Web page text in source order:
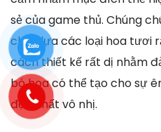
sẻ của game thủ. Chúng
chọn lựa các loại hoa tươi
cách thiết kế rất dị nhằm
bó hoa có thể tạo cho sự
độc nhất vô nhị.